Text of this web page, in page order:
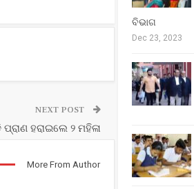
NEXT POST
ହରାଇଲେ ୨ ମହିଳା
More From Author
ବିଭାଗ
Dec 23, 2023